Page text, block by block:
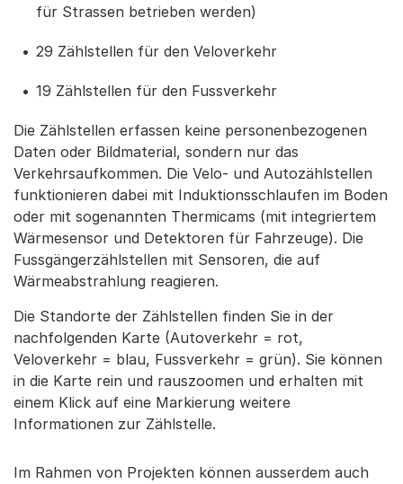
für Strassen betrieben werden)
29 Zählstellen für den Veloverkehr
19 Zählstellen für den Fussverkehr
Die Zählstellen erfassen keine personenbezogenen
Daten oder Bildmaterial, sondern nur das
Verkehrsaufkommen. Die Velo- und Autozählstellen
funktionieren dabei mit Induktionsschlaufen im Boden
oder mit sogenannten Thermicams (mit integriertem
Wärmesensor und Detektoren für Fahrzeuge). Die
Fussgängerzählstellen mit Sensoren, die auf
Wärmeabstrahlung reagieren.
Die Standorte der Zählstellen finden Sie in der
nachfolgenden Karte (Autoverkehr = rot,
Veloverkehr = blau, Fussverkehr = grün). Sie können
in die Karte rein und rauszoomen und erhalten mit
einem Klick auf eine Markierung weitere
Informationen zur Zählstelle.
Im Rahmen von Projekten können ausserdem auch